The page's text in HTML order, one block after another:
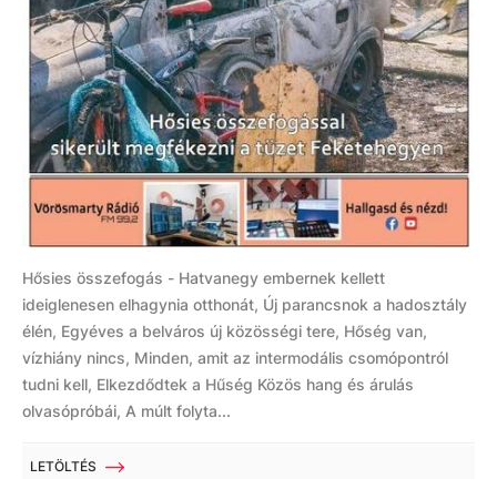
Hősies összefogás - Hatvanegy embernek kellett
ideiglenesen elhagynia otthonát, Új parancsnok a hadosztály
élén, Egyéves a belváros új közösségi tere, Hőség van,
vízhiány nincs, Minden, amit az intermodális csomópontról
tudni kell, Elkezdődtek a Hűség Közös hang és árulás
olvasópróbái, A múlt folyta...
LETÖLTÉS